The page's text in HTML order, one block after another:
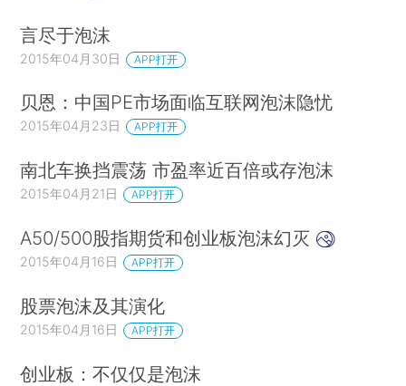
言尽于泡沫
2015年04月30日 APP打开
贝恩：中国PE市场面临互联网泡沫隐忧
2015年04月23日 APP打开
南北车换挡震荡 市盈率近百倍或存泡沫
2015年04月21日 APP打开
A50/500股指期货和创业板泡沫幻灭
2015年04月16日 APP打开
股票泡沫及其演化
2015年04月16日 APP打开
创业板：不仅仅是泡沫